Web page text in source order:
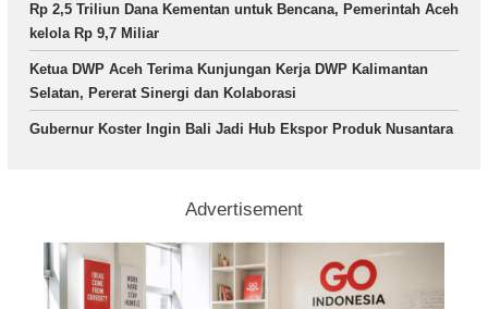
Rp 2,5 Triliun Dana Kementan untuk Bencana, Pemerintah Aceh
kelola Rp 9,7 Miliar
Ketua DWP Aceh Terima Kunjungan Kerja DWP Kalimantan
Selatan, Pererat Sinergi dan Kolaborasi
Gubernur Koster Ingin Bali Jadi Hub Ekspor Produk Nusantara
Advertisement